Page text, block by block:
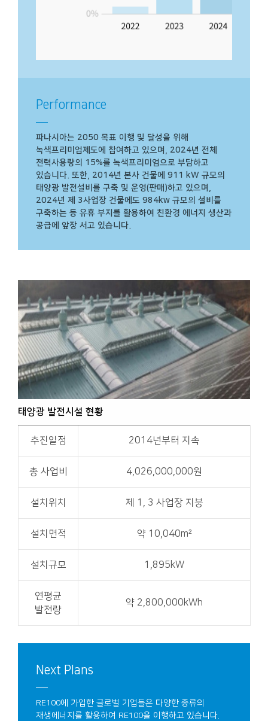
Performance
파나시아는 2050 목표 이행 및 달성을 위해
녹색프리미엄제도에 참여하고 있으며, 2024년 전체
전력사용량의 15%를 녹색프리미엄으로 부담하고
있습니다. 또한, 2014년 본사 건물에 911 kW 규모의
태양광 발전설비를 구축 및 운영(판매)하고 있으며,
2024년 제 3사업장 건물에도 984kw 규모의 설비를
구축하는 등 유휴 부지를 활용하여 친환경 에너지 생산과
공급에 앞장 서고 있습니다.
태양광 발전시설 현황
추진일정 2014년부터 지속
총 사업비 4,026,000,000원
설치위치 제 1, 3 사업장 지붕
설치면적 약 10,040m²
설치규모 1,895kW
연평균
발전량
약 2,800,000kWh
Next Plans
RE100에 가입한 글로벌 기업들은 다양한 종류의
재생에너지를 활용하여 RE100을 이행하고 있습니다.